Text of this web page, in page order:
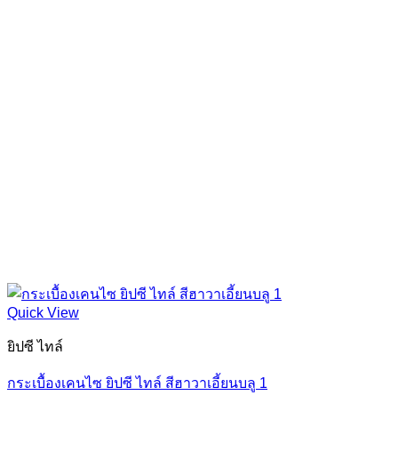
Quick View
ยิปซี ไทล์
กระเบื้องเคนไซ ยิปซี ไทล์ สีฮาวาเอี้ยนบลู 1